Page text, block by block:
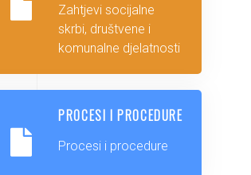
Zahtjevi socijalne
skrbi, društvene i
komunalne djelatnosti
PROCESI I PROCEDURE
Procesi i procedure